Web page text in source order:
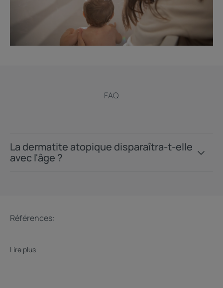
FAQ
La dermatite atopique disparaîtra-t-elle
avec l'âge ?
Références:
Lire plus